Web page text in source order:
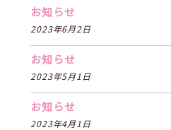
お知らせ
2023年6月2日
お知らせ
2023年5月1日
お知らせ
2023年4月1日